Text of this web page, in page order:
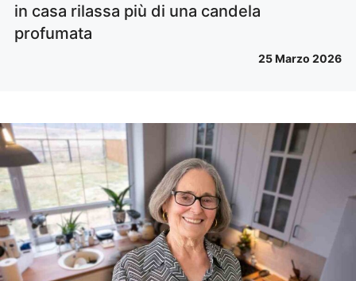
in casa rilassa più di una candela
profumata
25 Marzo 2026